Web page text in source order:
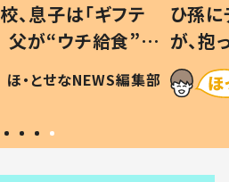
、息子は「ギフテ
父が“ウチ給食”を
由とは #令和の親
ほ・とせなNEWS編集部
ひ孫
が、
「涙が
い」